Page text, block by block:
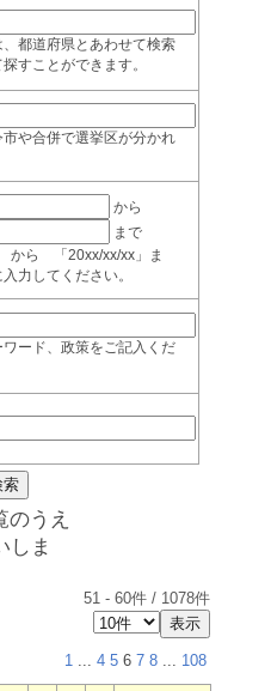
都道府県とあわせて検索
すことができます。
や合併で選挙区が分かれ
から
まで
から 「20xx/xx/xx」ま
力してください。
ード、政策をご記入くだ
のうえ
しま
51 - 60件 / 1078件
1 ... 4 5 6 7 8 ... 108